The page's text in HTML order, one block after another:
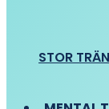
STOR